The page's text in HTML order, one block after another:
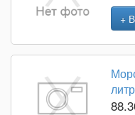
+
литр